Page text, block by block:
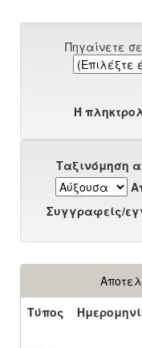
Πηγαίνετε
Ή
Ταξινόμηση
Συγγραφείς/
Τύπος